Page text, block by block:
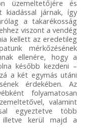
üzemeltetőjére és
kiadással járnak, így
a takarékosság
viszont a vendég
kellett az eredetileg
mérkőzésének
ellenére, hogy a
később kezdeni –
a két egymás utáni
érdekében. Az
folyamatosan
valamint
egyeztetve több
illetve kerül majd a